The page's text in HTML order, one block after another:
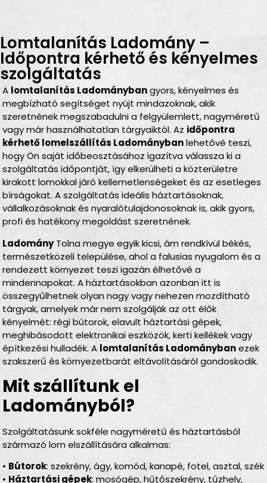
Lomtalanítás Ladomány –
Időpontra kérhető és kényelmes
szolgáltatás
A lomtalanítás Ladománybangyors, kényelmes és
megbízható segítséget nyújt mindazoknak, akik
szeretnének megszabadulni a felgyülemlett, nagyméretű
vagy már használhatatlan tárgyaiktól. Az időpontra
kérhető lomelszállítás Ladománybanlehetővé teszi,
hogy Ön saját időbeosztásához igazítva válassza ki a
szolgáltatás időpontját, így elkerülheti a közterületre
kirakott lomokkal járó kellemetlenségeket és az esetleges
bírságokat. A szolgáltatás ideális háztartásoknak,
vállalkozásoknak és nyaralótulajdonosoknak is, akik gyors,
profi és hatékony megoldást szeretnének.
LadományTolna megye egyik kicsi, ám rendkívül békés,
természetközeli települése, ahol a falusias nyugalom és a
rendezett környezet teszi igazán élhetővé a
mindennapokat. A háztartásokban azonban itt is
összegyűlhetnek olyan nagy vagy nehezen mozdítható
tárgyak, amelyek már nem szolgálják az ott élők
kényelmét: régi bútorok, elavult háztartási gépek,
meghibásodott elektronikai eszközök, kerti kellékek vagy
építkezési hulladék. A lomtalanítás Ladománybanezek
szakszerű és környezetbarát eltávolításáról gondoskodik.
Mit szállítunk el
Ladományból?
Szolgáltatásunk sokféle nagyméretű és háztartásból
származó lom elszállítására alkalmas:
• Bútorok: szekrény, ágy, komód, kanapé, fotel, asztal, szék
• Háztartási gépek: mosógép, hűtőszekrény, tűzhely,